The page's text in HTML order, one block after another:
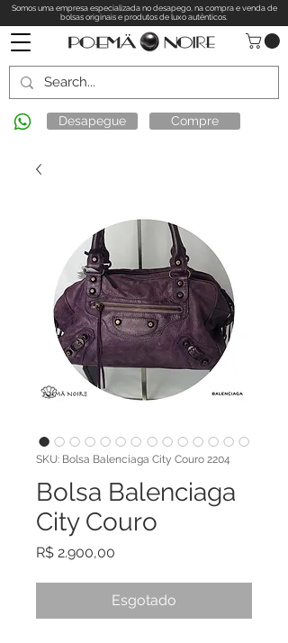
Somos uma empresa especializada no desapego, na compra e venda de
bolsas originais e produtos de luxo autênticos.
Desapegue Compre
SKU: Bolsa Balenciaga City Couro 2204
Bolsa Balenciaga
City Couro
R$ 2.900,00
Esgotado